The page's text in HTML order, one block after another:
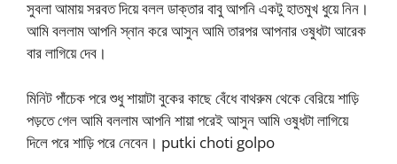
সুবলা আমায় সরবত দিয়ে বলল ডাক্তার বাবু আপনি একটু হাতমুখ ধুয়ে নিন।
আমি বললাম আপনি স্নান করে আসুন আমি তারপর আপনার ওষুধটা আরেক
বার লাগিয়ে দেব।
মিনিট পাঁচেক পরে শুধু শায়াটা বুকের কাছে বেঁধে বাথরুম থেকে বেরিয়ে শাড়ি
পড়তে গেল আমি বললাম আপনি শায়া পরেই আসুন আমি ওষুধটা লাগিয়ে
দিলে পরে শাড়ি পরে নেবেন। putki choti golpo